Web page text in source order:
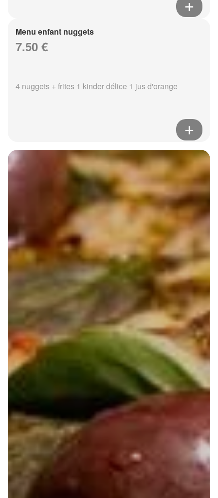
Menu enfant nuggets
7.50 €
4 nuggets + frites 1 kinder délice 1 jus d'orange